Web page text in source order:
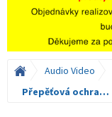
Audio Video
Přepěťová ochrana SENCOR SSP 530